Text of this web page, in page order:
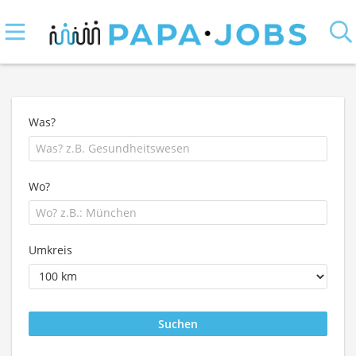
Was?
Wo?
Umkreis